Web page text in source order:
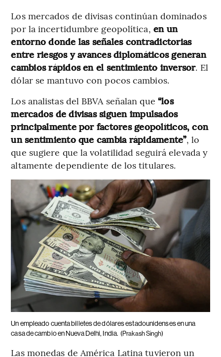
Los mercados de divisas continúan dominados
por la incertidumbre geopolítica, en un
entorno donde las señales contradictorias
entre riesgos y avances diplomáticos generan
cambios rápidos en el sentimiento inversor. El
dólar se mantuvo con pocos cambios.
Los analistas del BBVA señalan que “los
mercados de divisas siguen impulsados
principalmente por factores geopolíticos, con
un sentimiento que cambia rápidamente”, lo
que sugiere que la volatilidad seguirá elevada y
altamente dependiente de los titulares.
Un empleado cuenta billetes de dólares estadounidenses en una
casa de cambio en Nueva Delhi, India. (Prakash Singh)
Las monedas de América Latina tuvieron un